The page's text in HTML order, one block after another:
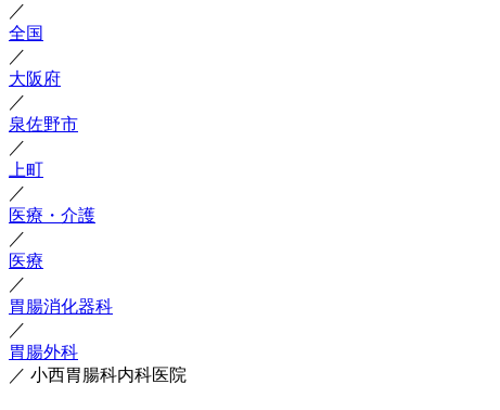
／
全国
／
大阪府
／
泉佐野市
／
上町
／
医療・介護
／
医療
／
胃腸消化器科
／
胃腸外科
／ 小西胃腸科内科医院